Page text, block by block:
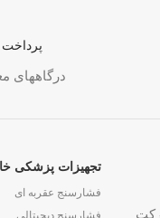
پرداخت
درگاههای
تجهیزات پزشکی
فشارسنج عقربه ای
فشارسنج دیجیتالی